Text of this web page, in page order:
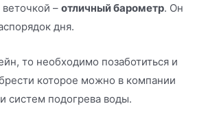
веточкой –отличный барометр. Он
дня.
то необходимо позаботиться и
которое можно в компании
систем подогрева воды.